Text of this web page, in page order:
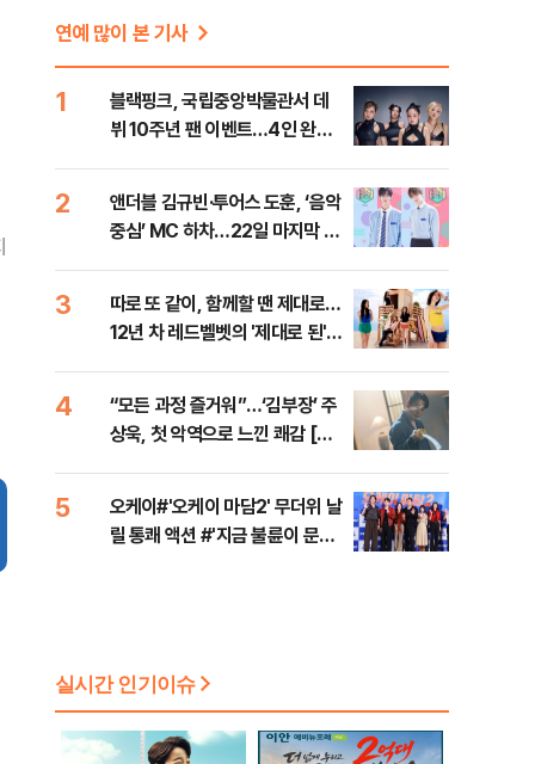
연예 많이 본 기사
1
블랙핑크, 국립중앙박물관서 데
뷔 10주년 팬 이벤트…4인 완전
2
앤더블 김규빈·투어스 도훈, ‘음악
중심’ MC 하차…22일 마지막 방
3
따로 또 같이, 함께할 땐 제대로…
12년 차 레드벨벳의 '제대로 된'
4
“모든 과정 즐거워”…‘김부장’ 주
상욱, 첫 악역으로 느낀 쾌감 [인
5
오케이#'오케이 마담2' 무더위 날
릴 통쾌 액션 #'지금 불륜이 문제